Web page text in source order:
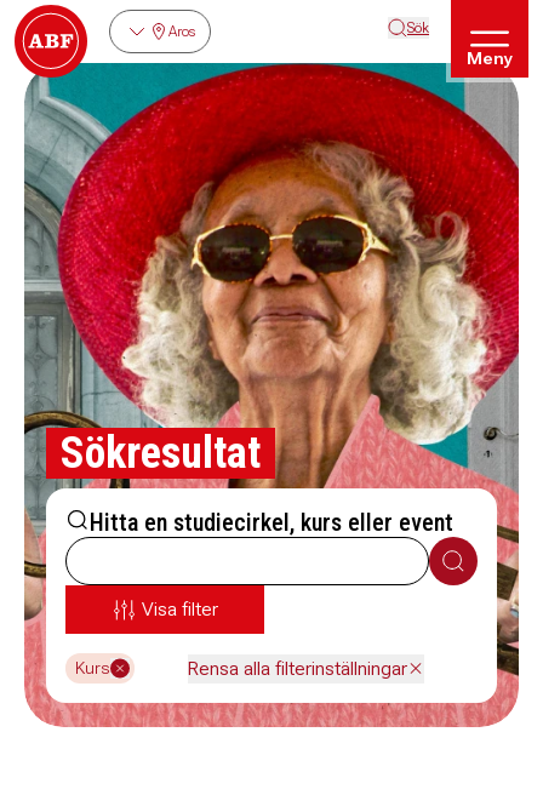
Aros Sök
Meny
Sökresultat
Hitta en studiecirkel, kurs eller event
Sök
Visa filter
Kurs Rensa alla filterinställningar